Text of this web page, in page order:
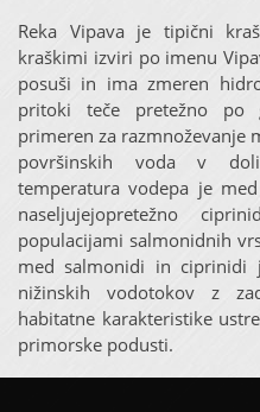
Reka Vipava je tipični
kraškimi izviri po imenu
posuši in ima zmeren
pritoki teče pretežno po
primeren za razmnoževanje
površinskih voda v
temperatura vodepa je
naseljujejopretežno
populacijami salmonidnih
med salmonidi in ciprinidi
nižinskih vodotokov z
habitatne karakteristike
primorske podusti.